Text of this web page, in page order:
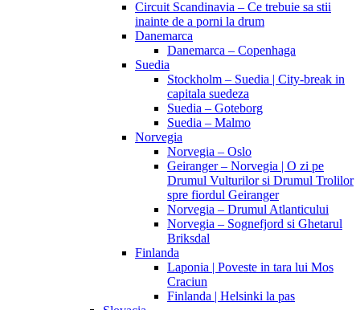
Circuit Scandinavia – Ce trebuie sa stii
inainte de a porni la drum
Danemarca
Danemarca – Copenhaga
Suedia
Stockholm – Suedia | City-break in
capitala suedeza
Suedia – Goteborg
Suedia – Malmo
Norvegia
Norvegia – Oslo
Geiranger – Norvegia | O zi pe
Drumul Vulturilor si Drumul Trolilor
spre fiordul Geiranger
Norvegia – Drumul Atlanticului
Norvegia – Sognefjord si Ghetarul
Briksdal
Finlanda
Laponia | Poveste in tara lui Mos
Craciun
Finlanda | Helsinki la pas